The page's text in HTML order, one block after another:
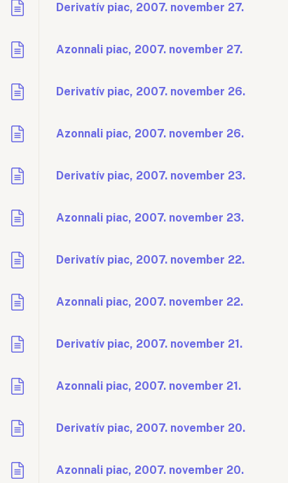
Derivatív piac, 2007. november 27.
Azonnali piac, 2007. november 27.
Derivatív piac, 2007. november 26.
Azonnali piac, 2007. november 26.
Derivatív piac, 2007. november 23.
Azonnali piac, 2007. november 23.
Derivatív piac, 2007. november 22.
Azonnali piac, 2007. november 22.
Derivatív piac, 2007. november 21.
Azonnali piac, 2007. november 21.
Derivatív piac, 2007. november 20.
Azonnali piac, 2007. november 20.